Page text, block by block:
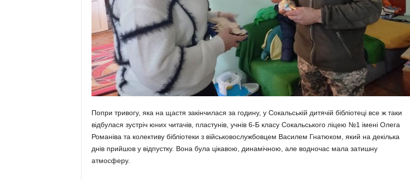
Попри тривогу, яка на щастя за­кін­­чи­лася за годину, у Сокальській дитячій бібліотеці все ж таки
відбу­лася зустріч юних чи­та­чів, пласту­нів, учнів 6-Б класу Со­кальського ліцею №1 імені Оле­га
Романіва та колективу бібліотеки з військово­службовцем Василем Гнатюком, який на декілька
днів прий­шов у відпустку. Вона була ці­кавою, дина­мічною, але водночас ма­ла затиш­ну
атмосферу.